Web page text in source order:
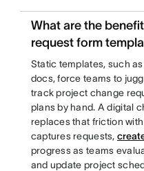
What are the
request form
Static templates, such
docs, force teams to
track project change
plans by hand. A digital
replaces that friction
captures requests,
progress as teams
and update project